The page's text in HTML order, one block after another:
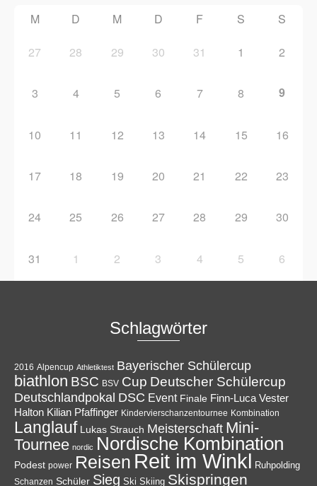
M D M D F S S
27 28 29 30 31 1 2
3 4 5 6 7 8 9
10 11 12 13 14 15 16
17 18 19 20 21 22 23
24 25 26 27 28 29 30
31 1 2 3 4 5 6
Schlagwörter
2016 Alpencup Athletiktest Bayerischer Schülercup
biathlon BSC BSV Cup Deutscher Schülercup
Deutschlandpokal DSC Event Finale Finn-Luca Vester
Halton Kilian Pfaffinger Kindervierschanzentournee Kombination
Langlauf Lukas Strauch Meisterschaft Mini-
Tournee nordic Nordische Kombination
Podest power Reisen Reit im Winkl Ruhpolding
Schanzen Schüler Sieg Ski Skiing Skispringen